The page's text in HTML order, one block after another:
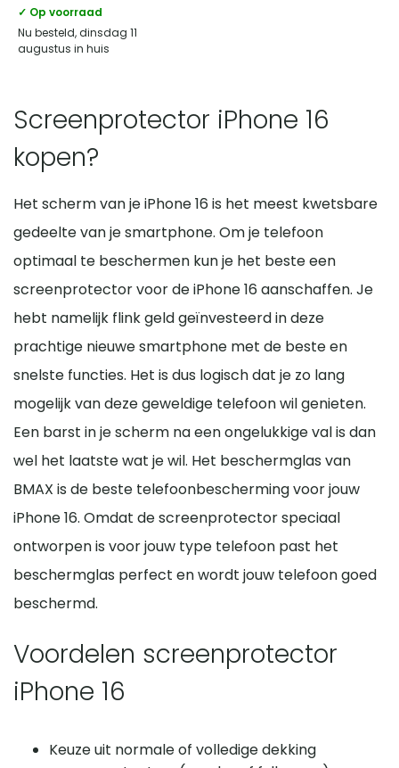
✓ Op voorraad
Nu besteld, dinsdag 11
augustus in huis
Screenprotector iPhone 16
kopen?
Het scherm van je iPhone 16 is het meest kwetsbare
gedeelte van je smartphone. Om je telefoon
optimaal te beschermen kun je het beste een
screenprotector voor de iPhone 16 aanschaffen. Je
hebt namelijk flink geld geïnvesteerd in deze
prachtige nieuwe smartphone met de beste en
snelste functies. Het is dus logisch dat je zo lang
mogelijk van deze geweldige telefoon wil genieten.
Een barst in je scherm na een ongelukkige val is dan
wel het laatste wat je wil. Het beschermglas van
BMAX is de beste telefoonbescherming voor jouw
iPhone 16. Omdat de screenprotector speciaal
ontworpen is voor jouw type telefoon past het
beschermglas perfect en wordt jouw telefoon goed
beschermd.
Voordelen screenprotector
iPhone 16
Keuze uit normale of volledige dekking